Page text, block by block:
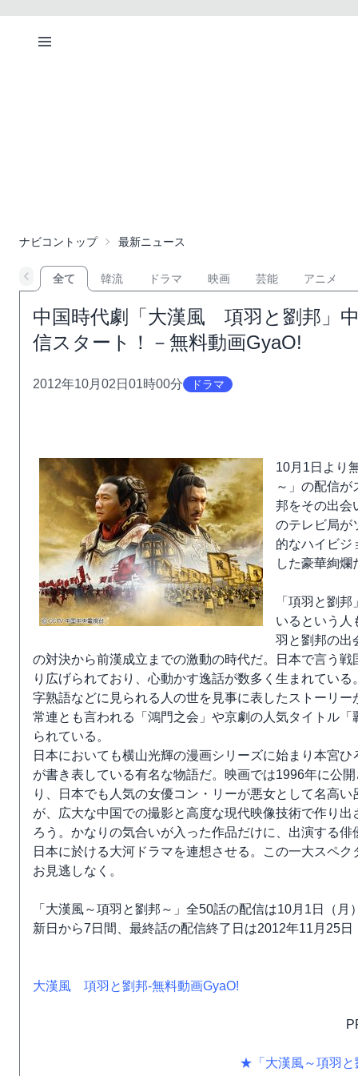
ナビコントップ 最新ニュース
全て 韓流 ドラマ 映画 芸能 アニメ
中国時代劇「大漢風 項羽と劉邦」
信スタート！－無料動画GyaO!
2012年10月02日01時00分 ドラマ
10月1日より
～」の配信が
邦をその出会
のテレビ局が
的なハイビジ
した豪華絢爛
「項羽と劉
いるという人
羽と劉邦の出
の対決から前漢成立までの激動の時代だ。日本で言う
り広げられており、心動かす逸話が数多く生まれてい
字熟語などに見られる人の世を見事に表したストーリ
常連とも言われる「鴻門之会」や京劇の人気タイトル
られている。
日本においても横山光輝の漫画シリーズに始まり本宮
が書き表している有名な物語だ。映画では1996年に公
り、日本でも人気の女優コン・リーが悪女として名高
が、広大な中国での撮影と高度な現代映像技術で作り
ろう。かなりの気合いが入った作品だけに、出演する
日本に於ける大河ドラマを連想させる。この一大スペ
お見逃しなく。
「大漢風～項羽と劉邦～」全50話の配信は10月1日（
新日から7日間、最終話の配信終了日は2012年11月25日
大漢風 項羽と劉邦‐無料動画GyaO!
★「大漢風～項羽と